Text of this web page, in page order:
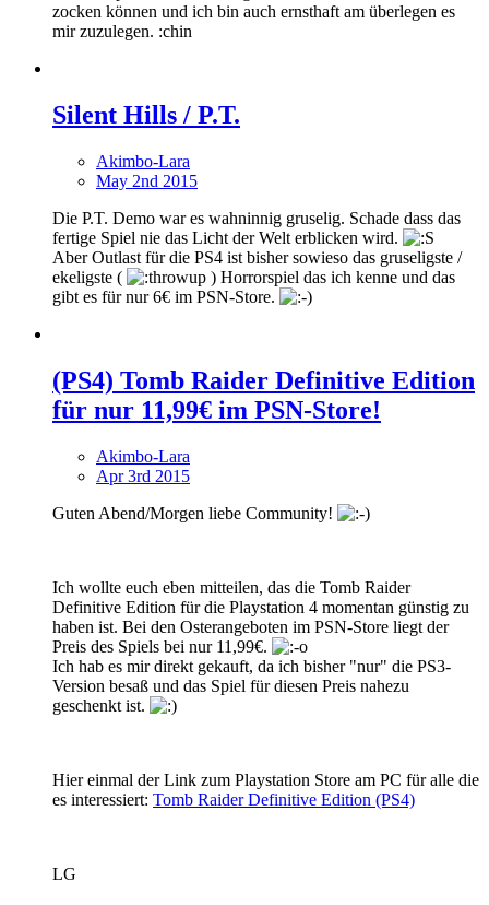
zocken können und ich bin auch ernsthaft am überlegen es
mir zuzulegen. :chin
Silent Hills / P.T.
Akimbo-Lara
May 2nd 2015
Die P.T. Demo war es wahninnig gruselig. Schade dass das
fertige Spiel nie das Licht der Welt erblicken wird.
Aber Outlast für die PS4 ist bisher sowieso das gruseligste /
ekeligste (
) Horrorspiel das ich kenne und das
gibt es für nur 6€ im PSN-Store.
(PS4) Tomb Raider Definitive Edition
für nur 11,99€ im PSN-Store!
Akimbo-Lara
Apr 3rd 2015
Guten Abend/Morgen liebe Community!
Ich wollte euch eben mitteilen, das die Tomb Raider
Definitive Edition für die Playstation 4 momentan günstig zu
haben ist. Bei den Osterangeboten im PSN-Store liegt der
Preis des Spiels bei nur 11,99€.
Ich hab es mir direkt gekauft, da ich bisher "nur" die PS3-
Version besaß und das Spiel für diesen Preis nahezu
geschenkt ist.
Hier einmal der Link zum Playstation Store am PC für alle die
es interessiert: Tomb Raider Definitive Edition (PS4)
LG